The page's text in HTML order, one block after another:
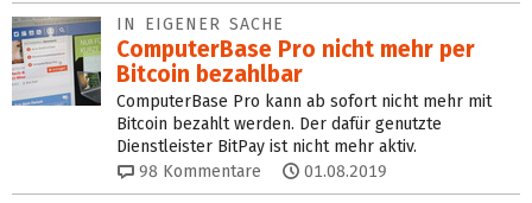
IN EIGENER SACHE
ComputerBase Pro nicht mehr per
Bitcoin bezahlbar
ComputerBase Pro kann ab sofort nicht mehr mit
Bitcoin bezahlt werden. Der dafür genutzte
Dienstleister BitPay ist nicht mehr aktiv.
98 Kommentare 01.08.2019